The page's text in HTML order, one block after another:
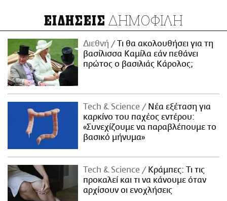
ΕΙΔΗΣΕΙΣ ΔΗΜΟΦΙΛΗ
Διεθνή
Τι θα ακολουθήσει για τη
βασίλισσα Καμίλα εάν πεθάνει
πρώτος ο βασιλιάς Κάρολος;
Τech & Science
Νέα εξέταση για
καρκίνο του παχέος εντέρου:
«Συνεχίζουμε να παραβλέπουμε το
βασικό μήνυμα»
Τech & Science
Κράμπες: Τι τις
προκαλεί και τι να κάνουμε όταν
αρχίσουν οι ενοχλήσεις